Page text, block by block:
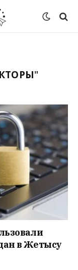
"
в Жетысу